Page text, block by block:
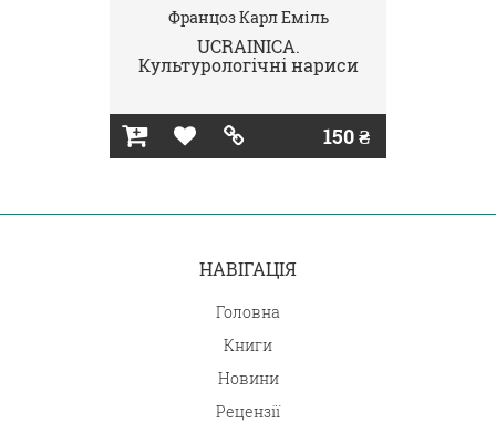
Францоз Карл Еміль
UCRAINICA.
Культурологічні нариси
150 ₴
НАВІГАЦІЯ
Головна
Книги
Новини
Рецензії